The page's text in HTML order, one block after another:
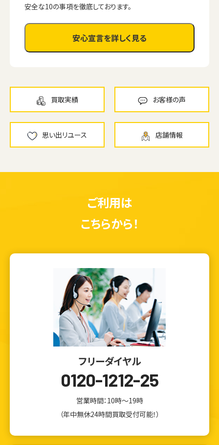
安全な10の事項を徹底しております。
安心宣言を詳しく見る
買取実績 お客様の声
思い出リユース 店舗情報
ご利用は
こちらから！
フリーダイヤル
0120-1212-25
営業時間：10時～19時
（年中無休24時間買取受付可能！）